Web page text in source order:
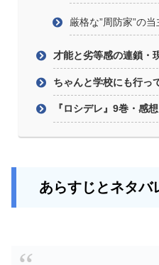
厳格な”周防家”の
才能と劣等感の連鎖・
ちゃんと学校にも行っ
『ロシデレ』9巻・感
あらすじとネタバ